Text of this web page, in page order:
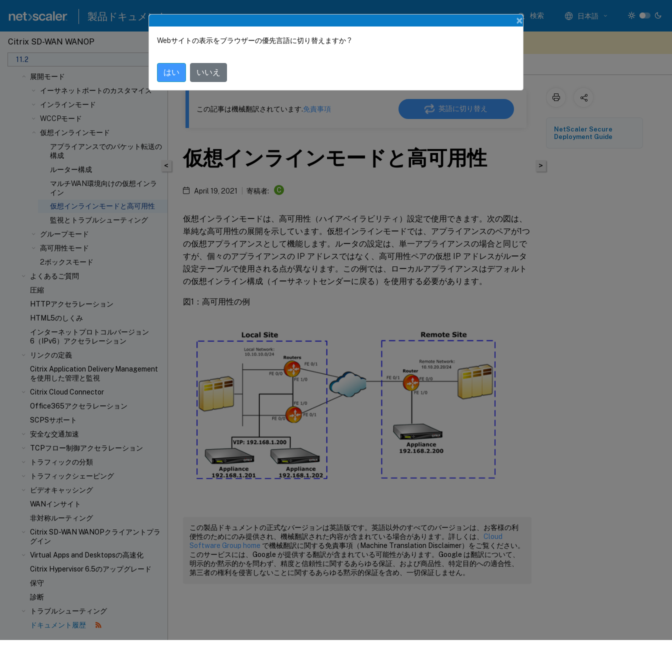
製品ドキュメント 検索 日本語
Citrix SD-WAN WANOP
11.2
Citrix SD-WAN WANOPについて
展開モード
イーサネットポートのカスタマイズ
インラインモード
WCCPモード
仮想インラインモード
アプライアンスでのパケット転送の
構成
ルーター構成
マルチWAN環境向けの仮想インラ
イン
仮想インラインモードと高可用性
監視とトラブルシューティング
グループモード
高可用性モード
2ボックスモード
よくあるご質問
圧縮
HTTPアクセラレーション
HTML5のしくみ
インターネットプロトコルバージョン
6（IPv6）アクセラレーション
リンクの定義
Citrix Application Delivery Management
を使用した管理と監視
Citrix Cloud Connector
Office365アクセラレーション
SCPSサポート
安全な交通加速
TCPフロー制御アクセラレーション
トラフィックの分類
トラフィックシェーピング
ビデオキャッシング
WANインサイト
非対称ルーティング
Citrix SD-WAN WANOPクライアントプラ
グイン
Virtual Apps and Desktopsの高速化
Citrix Hypervisor 6.5のアップグレード
保守
診断
トラブルシューティング
ドキュメント履歴
このコンテンツは動的に機械翻訳されています。
Citrix SD-WAN WANOP
<
この記事は機械翻訳されています.免責事項 英語に切り替え
仮想インラインモードと高可用性
April 19, 2021 寄稿者: C
仮想インラインモードは、高可用性（ハイアベイラビリティ）設定で使用できます。次の図は、
単純な高可用性の展開を示しています。仮想インラインモードでは、アプライアンスのペアが1つ
の仮想アプライアンスとして機能します。ルータの設定は、単一アプライアンスの場合と同じで
すが、個々のアプライアンスの IP アドレスではなく、高可用性ペアの仮想 IP アドレスがルータ
設定テーブルで使用される点が異なります。この例では、ローカルアプライアンスはデフォルト
の仮想インライン構成（イーサネットセンダーに戻る）を使用する必要があります。
図1：高可用性の例
この製品ドキュメントの正式なバージョンは英語版です。英語以外のすべてのバージョンは、お客様の利
便性のためにのみ提供され、機械翻訳された内容が含まれている場合があります。詳しくは、 Cloud
Software Group home で機械翻訳に関する免責事項（Machine Translation Disclaimer）をご覧ください。
このサービスには、Google が提供する翻訳が含まれている可能性があります。Google は翻訳について、
明示的か黙示的かを問わず、精度と信頼性に関するあらゆる保証、および商品性、特定目的への適合性、
第三者の権利を侵害しないことに関するあらゆる黙示的保証を含め、一切保証しません。
>
NetScaler Secure
Deployment Guide
×
Webサイトの表示をブラウザーの優先言語に切り替えますか ?
はい いいえ